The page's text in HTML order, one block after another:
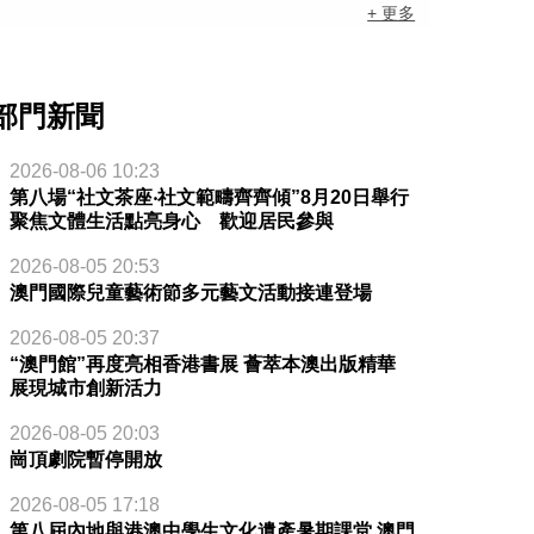
+ 更多
門新聞
2026-08-06 10:23
第八場“社文茶座‧社文範疇齊齊傾”8月20日舉行
聚焦文體生活點亮身心 歡迎居民參與
2026-08-05 20:53
澳門國際兒童藝術節多元藝文活動接連登場
2026-08-05 20:37
“澳門館”再度亮相香港書展 薈萃本澳出版精華
展現城市創新活力
2026-08-05 20:03
崗頂劇院暫停開放
2026-08-05 17:18